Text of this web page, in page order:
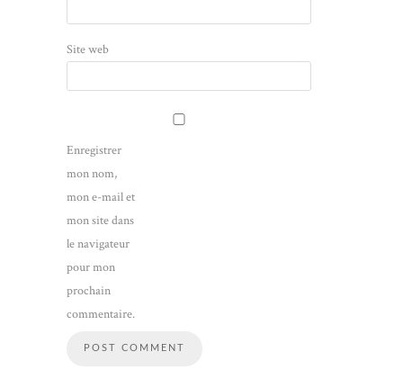
Site web
Enregistrer
mon nom,
mon e-mail et
mon site dans
le navigateur
pour mon
prochain
commentaire.